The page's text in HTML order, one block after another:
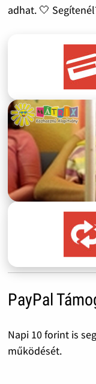
adhat. 🤍
PayPal
Napi 10 forint is
működését.